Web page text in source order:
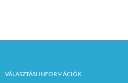
VÁLASZTÁSI INFORMÁCIÓK